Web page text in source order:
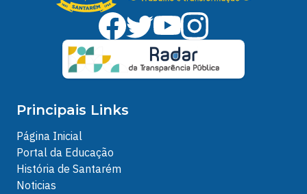
Principais Links
Página Inicial
Portal da Educação
História de Santarém
Noticias